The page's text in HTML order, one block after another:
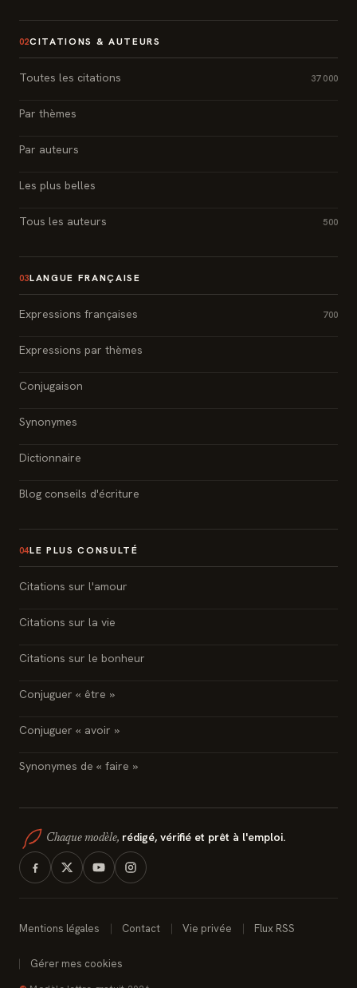
02CITATIONS & AUTEURS
Toutes les citations 37 000
Par thèmes
Par auteurs
Les plus belles
Tous les auteurs 500
03LANGUE FRANÇAISE
Expressions françaises 700
Expressions par thèmes
Conjugaison
Synonymes
Dictionnaire
Blog conseils d'écriture
04LE PLUS CONSULTÉ
Citations sur l'amour
Citations sur la vie
Citations sur le bonheur
Conjuguer « être »
Conjuguer « avoir »
Synonymes de « faire »
Chaque modèle, rédigé, vérifié et prêt à l'emploi.
Mentions légales Contact Vie privée Flux RSS
Gérer mes cookies